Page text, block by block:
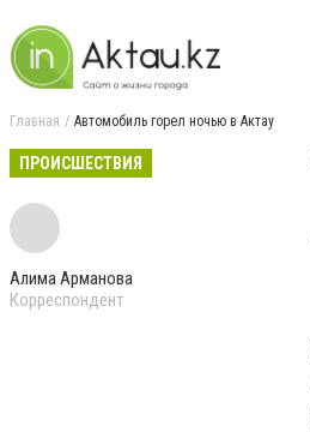
Главная Автомобиль горел ночью в Актау
ПРОИСШЕСТВИЯ
Алима Арманова
Корреспондент